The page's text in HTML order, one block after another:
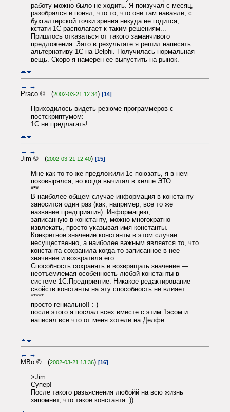
работу можно было не ходить. Я поизучал с месяц,
разобрался и понял, что то, что они там наваяли, с
бухгалтерской точки зрения никуда не годится,
кстати 1С располагает к таким решениям...
Пришлось отказаться от такого заманчивого
предложения. Зато в результате я решил написать
альтернативу 1С на Delphi. Получилась нормальная
вещь. Скоро я намерен ее выпустить на рынок.
← →
Praco © (2002-03-21 12:34) [14]
Приходилось видеть резюме программеров с
постскриптумом:
1С не предлагать!
← →
Jim © (2002-03-21 12:40) [15]
Мне как-то то же предложили 1с поюзать, я в нем
поковырялся, но когда вычитал в хелпе ЭТО:
***
В наиболее общем случае информация в константу
заносится один раз (как, например, все то же
название предприятия). Информацию,
записанную в константу, можно многократно
извлекать, просто указывая имя константы.
Конкретное значение константы в этом случае
несущественно, а наиболее важным является то, что
константа сохранила когда-то записанное в нее
значение и возвратила его.
Способность сохранять и возвращать значение —
неотъемлемая особенность любой константы в
системе 1С:Предприятие. Никакое редактирование
свойств константы на эту способность не влияет.
*****
просто гениально!! :-)
после этого я послал всех вместе с этим 1эсом и
написал все что от меня хотели на Делфе
← →
MBo © (2002-03-21 13:36) [16]
>Jim
Супер!
После такого разъяснения любойй на всю жизнь
запомнит, что такое константа :))